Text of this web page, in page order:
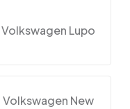
Volkswagen Lupo
Volkswagen New